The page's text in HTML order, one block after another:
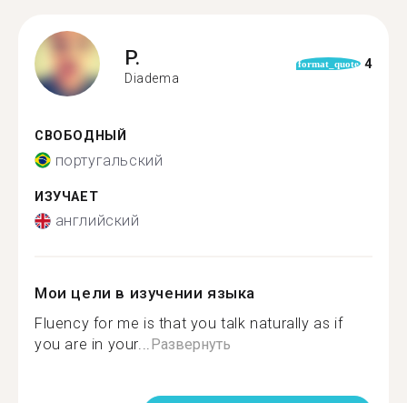
P.
Diadema
format_quote 4
СВОБОДНЫЙ
португальский
ИЗУЧАЕТ
английский
Мои цели в изучении языка
Fluency for me is that you talk naturally as if
you are in your...Развернуть